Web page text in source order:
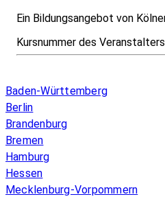
Ein Bildungsangebot von
Kursnummer des
Baden-Württemberg
Berlin
Brandenburg
Bremen
Hamburg
Hessen
Mecklenburg-Vorpommern